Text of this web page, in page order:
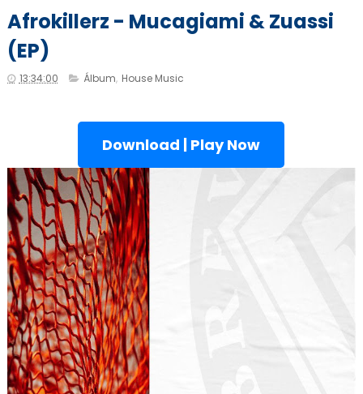
Afrokillerz - Mucagiami & Zuassi
(EP)
13:34:00 Álbum, House Music
Download | Play Now